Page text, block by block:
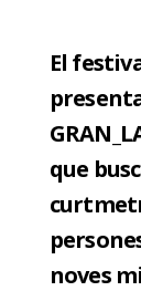
El
que
noves